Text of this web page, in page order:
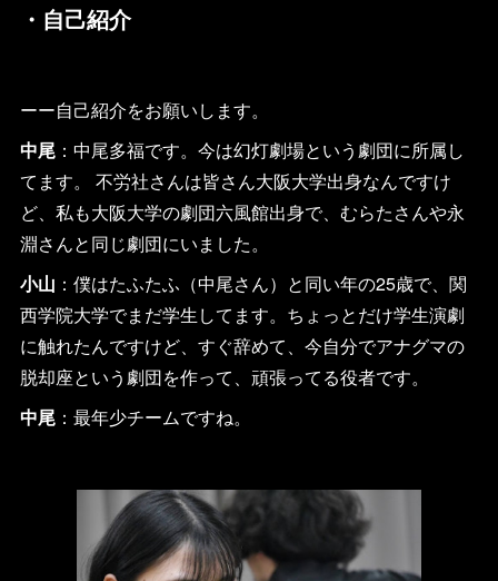
・自己紹介
ーー自己紹介をお願いします。
中尾：中尾多福です。今は幻灯劇場という劇団に所属し
てます。 不労社さんは皆さん大阪大学出身なんですけ
ど、私も大阪大学の劇団六風館出身で、むらたさんや永
淵さんと同じ劇団にいました。
小山 ：僕はたふたふ（中尾さん）と同い年の25歳で、関
西学院大学でまだ学生してます。ちょっとだけ学生演劇
に触れたんですけど、すぐ辞めて、今自分でアナグマの
脱却座という劇団を作って、頑張ってる役者です。
中尾：最年少チームですね。